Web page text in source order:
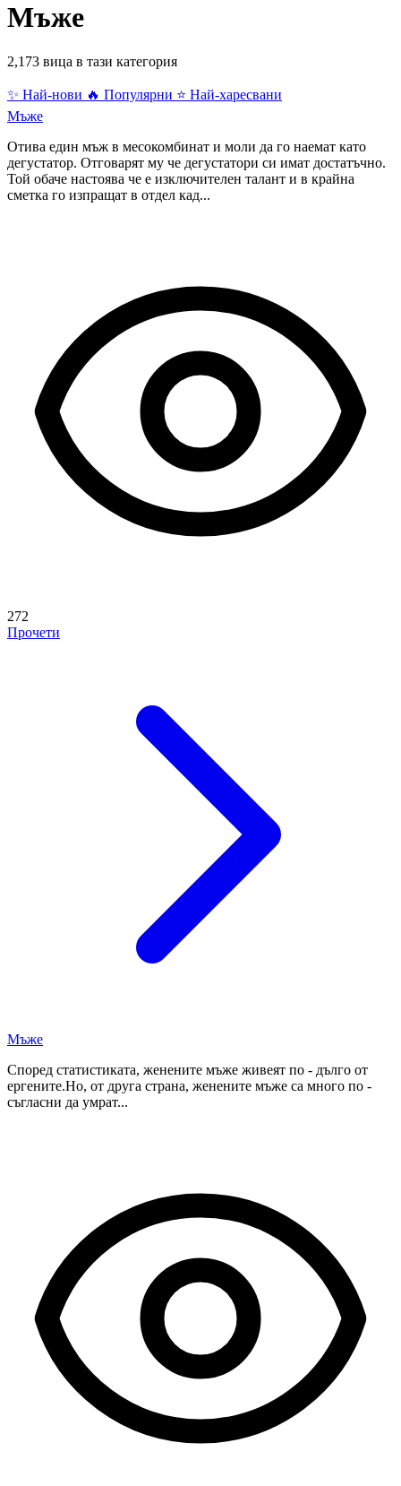
Мъже
2,173 вица в тази категория
✨ Най-нови 🔥 Популярни ⭐ Най-харесвани
Мъже
Отива един мъж в месокомбинат и моли да го наемат като
дегустатор. Отговарят му че дегустатори си имат достатъчно.
Той обаче настоява че е изключителен талант и в крайна
сметка го изпращат в отдел кад...
272
Прочети
Мъже
Според статистиката, женените мъже живеят по - дълго от
ергените.Но, от друга страна, женените мъже са много по -
съгласни да умрат...